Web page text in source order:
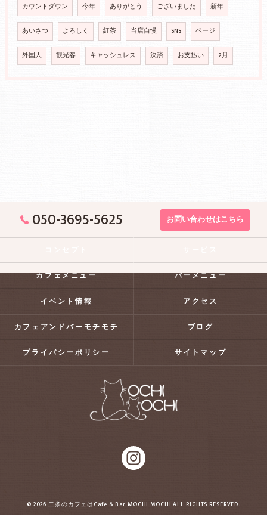
カウントダウン 今年 ありがとう ございました 新年
あいさつ よろしく 紅茶 当店自慢 SNS ページ
外国人 観光客 キャッシュレス 決済 お支払い 2月
050-3695-5625 お問い合わせはこちら
カフェメニュー バーメニュー
イベント情報 アクセス
カフェアンドバーモチモチ ブログ
プライバシーポリシー サイトマップ
© 2026 二条のカフェはCafe & Bar MOCHI MOCHI ALL RIGHTS RESERVED.